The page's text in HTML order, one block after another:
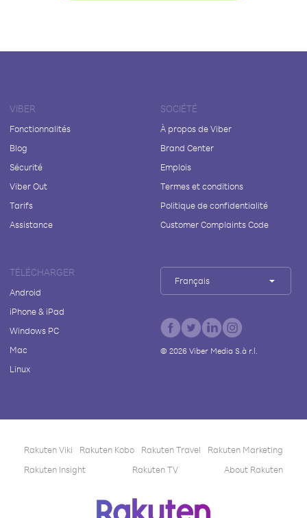
VIBER
Fonctionnalités
Blog
Sécurité
Viber Out
Tarifs
Assistance
SOCIÉTÉ
À propos de Viber
Brand Center
Emplois
Termes et conditions
Politique de confidentialité
Customer Complaints Code
TÉLÉCHARGER
Android
iPhone & iPad
Windows PC
Mac
Linux
Français
© 2026Viber Media S.à r.l.
Rakuten Viki Rakuten Kobo Rakuten Travel
Rakuten Marketing
Rakuten Insight
Rakuten TV About Rakuten